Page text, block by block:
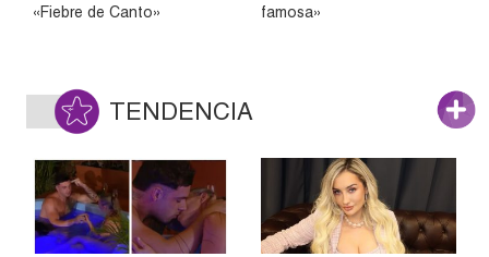
«Fiebre de Canto»
famosa»
TENDENCIA